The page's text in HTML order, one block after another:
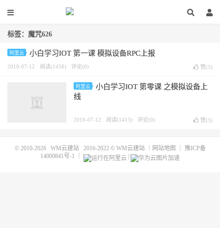
标签：魔咒626
阿里云 小白学习IOT 第一课 模拟设备RPC上报
2019-07-12 阅读(1458) 评论(0) 赞(3)
阿里云
小白学习IOT 第零课 之模拟设备上
线
2019-07-12 阅读(1413) 评论(0) 赞(3)
© 2010-2026 WM云建站2016-2022 © WM云建站｜ 网站地图
豫ICP备
14000841号-1